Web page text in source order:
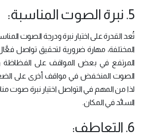
5. نبرة الصوت المناسبة:
تُعد القدرة على اختيار نبرة ودرجة الصوت
المختلفة، مهارة ضرورية لتحقيق تواصل
المرتفع في بعض المواقف على الفظاظة
الصوت المنخفض في مواقف أخرى على
لذا من المهم في التواصل اختيار نبرة صوت
السائد في المكان.
6. التعاطف: